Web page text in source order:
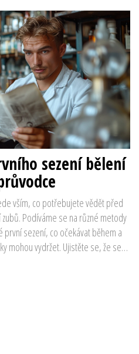
sezení bělení
vším, co potřebujete vědět před
Podíváme se na různé metody
sezení, co očekávat během a
mohou vydržet. Ujistěte se, že se
o své zuby po zákroku, aby